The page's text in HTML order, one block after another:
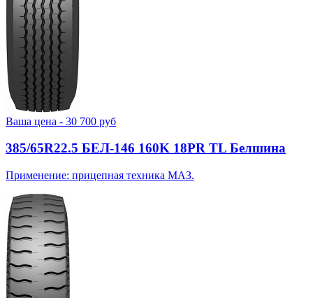
Ваша цена - 30 700 руб
385/65R22.5 БЕЛ-146 160K 18PR TL Белшина
Применение: прицепная техника МАЗ.